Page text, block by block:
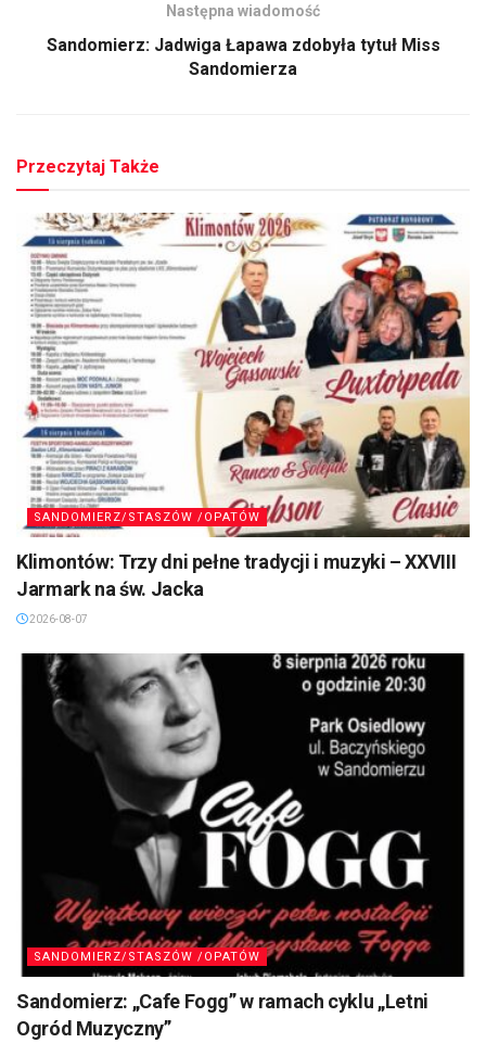
Następna wiadomość
Sandomierz: Jadwiga Łapawa zdobyła tytuł Miss
Sandomierza
Przeczytaj Także
SANDOMIERZ/STASZÓW /OPATÓW
Klimontów: Trzy dni pełne tradycji i muzyki – XXVIII
Jarmark na św. Jacka
2026-08-07
SANDOMIERZ/STASZÓW /OPATÓW
Sandomierz: „Cafe Fogg” w ramach cyklu „Letni
Ogród Muzyczny”